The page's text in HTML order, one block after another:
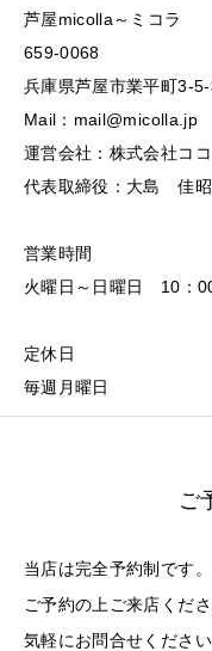
芦屋micolla～ミコラ
659-0068
兵庫県芦屋市業平町3-
Mail：mail@micolla.jp
運営会社：株式会社ココ
代表取締役：大島 佳昭
営業時間
火曜日～日曜日 10：
定休日
毎週月曜日
ご
当店は完全予約制です。
ご予約の上ご来店くだ
気軽にお問合せください